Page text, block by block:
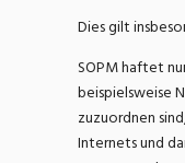
Dies gilt
SOPM haftet
beispielsweise
zuzuordnen
Internets und